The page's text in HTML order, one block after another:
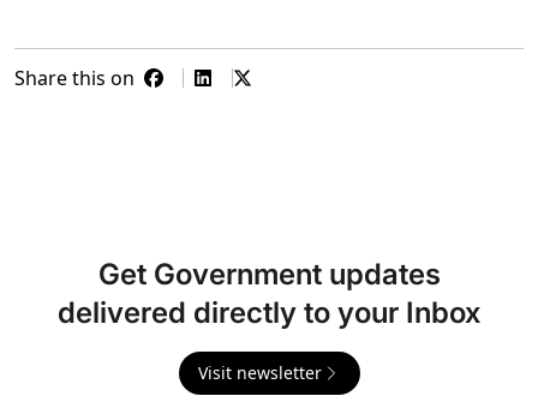
Share this on
Get Government updates
delivered directly to your Inbox
Visit newsletter